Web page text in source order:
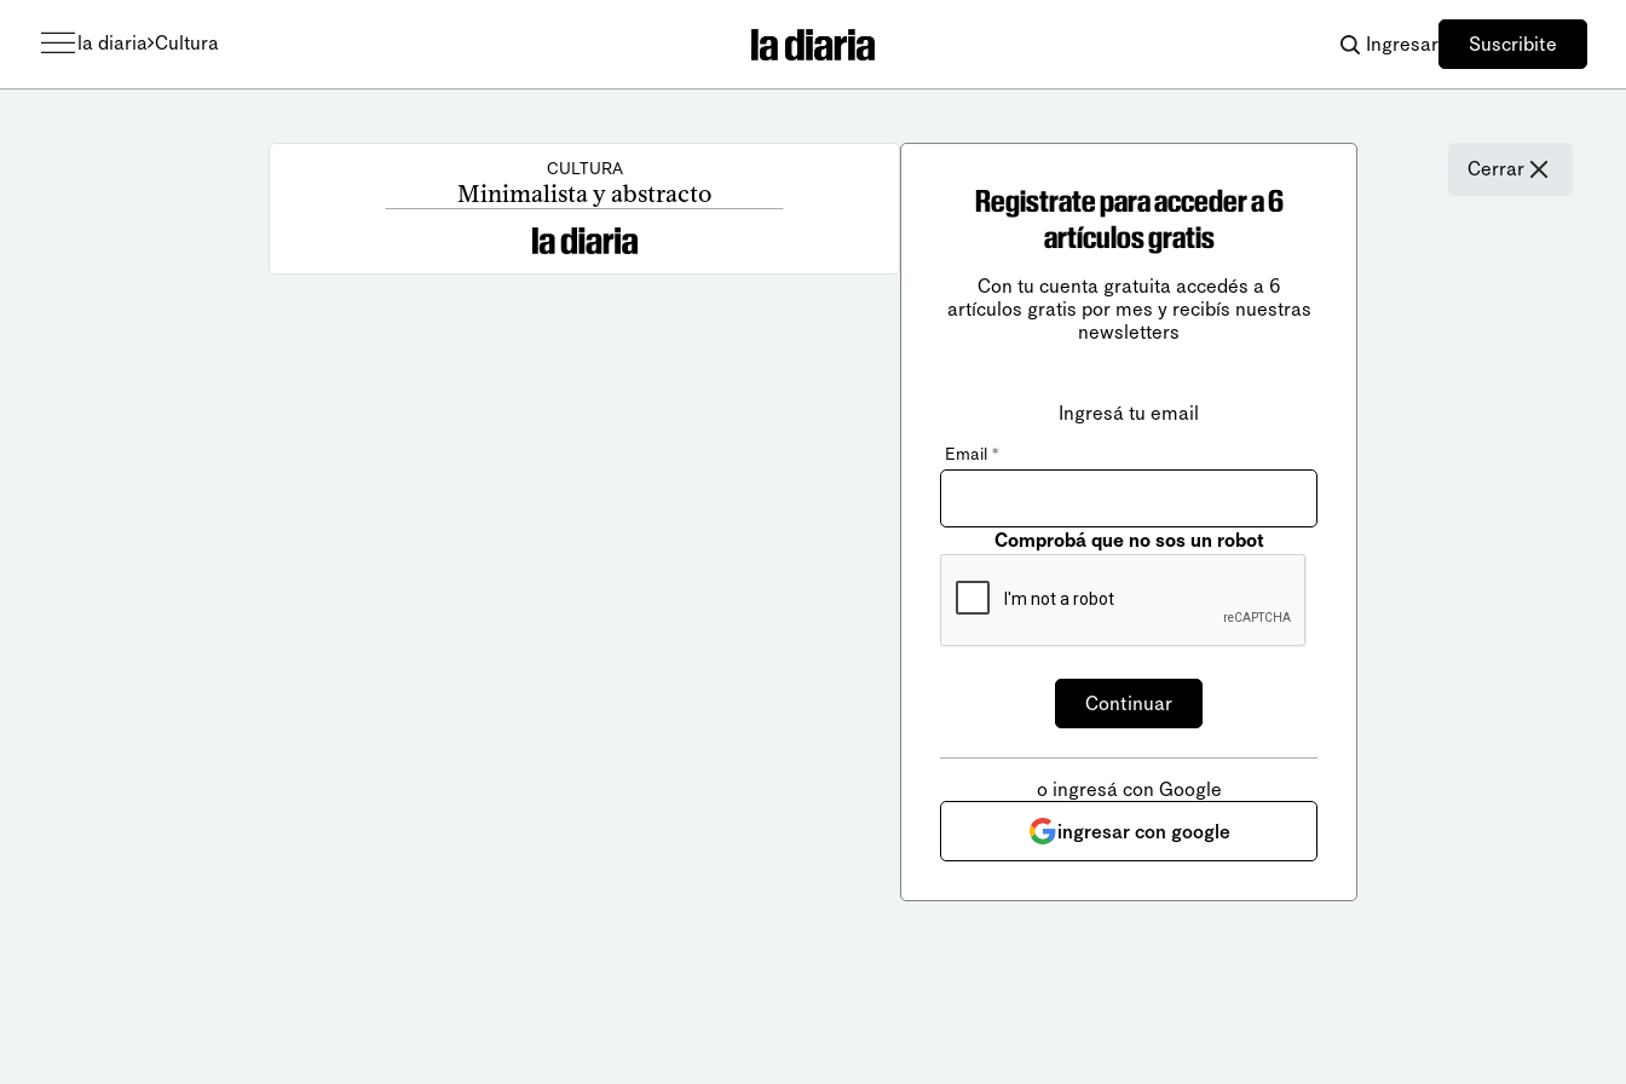
la diaria Cultura Ingresar Suscribite
CULTURA
Minimalista y abstracto
Cerrar
Registrate para acceder a 6
artículos gratis
Con tu cuenta gratuita accedés a 6
artículos gratis por mes y recibís nuestras
newsletters
Ingresá tu email
Email *
Comprobá que no sos un robot
o ingresá con Google
ingresar con google